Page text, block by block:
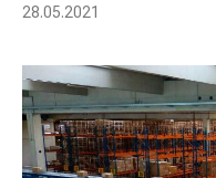
28.05.2021